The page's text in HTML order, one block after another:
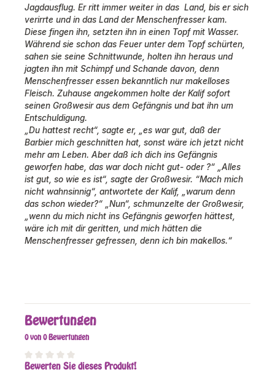
Jagdausflug. Er ritt immer weiter in das Land, bis er sich
verirrte und in das Land der Menschenfresser kam.
Diese fingen ihn, setzten ihn in einen Topf mit Wasser.
Während sie schon das Feuer unter dem Topf schürten,
sahen sie seine Schnittwunde, holten ihn heraus und
jagten ihn mit Schimpf und Schande davon, denn
Menschenfresser essen bekanntlich nur makelloses
Fleisch. Zuhause angekommen holte der Kalif sofort
seinen Großwesir aus dem Gefängnis und bat ihn um
Entschuldigung.
„Du hattest recht“, sagte er, „es war gut, daß der
Barbier mich geschnitten hat, sonst wäre ich jetzt nicht
mehr am Leben. Aber daß ich dich ins Gefängnis
geworfen habe, das war doch nicht gut- oder ?“ „Alles
ist gut, so wie es ist“, sagte der Großwesir. “Mach mich
nicht wahnsinnig“, antwortete der Kalif, „warum denn
das schon wieder?“ „Nun“, schmunzelte der Großwesir,
„wenn du mich nicht ins Gefängnis geworfen hättest,
wäre ich mit dir geritten, und mich hätten die
Menschenfresser gefressen, denn ich bin makellos.“
Bewertungen
0 von 0 Bewertungen
Durchschnittliche Bewertung von 0 von 5 Sternen
Bewerten Sie dieses Produkt!